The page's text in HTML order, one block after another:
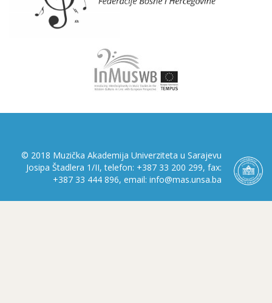
© 2018 Muzička Akademija Univerziteta u Sarajevu
Josipa Štadlera 1/II, telefon: +387 33 200 299, fax:
+387 33 444 896, email: info@mas.unsa.ba